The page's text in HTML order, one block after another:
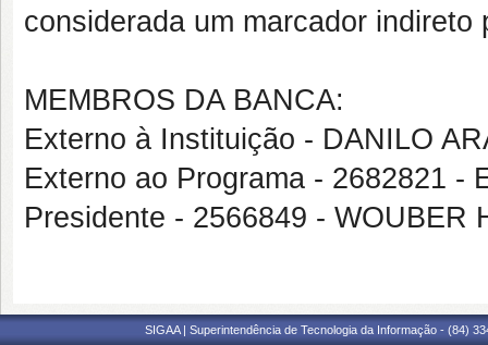
considerada um marcador
MEMBROS DA BANCA:
Externo à Instituição - DANILO
Externo ao Programa - 2682821 -
Presidente - 2566849 - WOUBER
SIGAA | Superintendência de Tecnologia da Informação - (84)